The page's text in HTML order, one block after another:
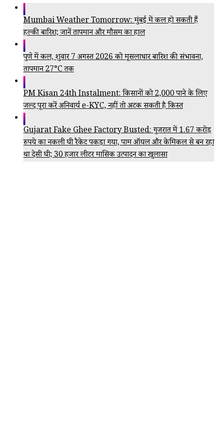
Mumbai Weather Tomorrow: मुंबई में कल हो सकती हैं
हल्की बारिश; जानें तापमान और मौसम का हाल
पुणे में कल, शुक्रवार 7 अगस्त 2026 को मूसलाधार बारिश की संभावना,
तापमान 27°C तक
PM Kisan 24th Instalment: किसानों को ₹2,000 पाने के लिए
जल्द पूरा करें अनिवार्य e-KYC, नहीं तो अटक सकती है किस्त
Gujarat Fake Ghee Factory Busted: गुजरात में 1.67 करोड़
रुपये का नकली घी रैकेट पकड़ा गया, पाम ऑयल और केमिकल से बन रहा
था देसी घी; 30 हजार लीटर मासिक उत्पादन का खुलासा